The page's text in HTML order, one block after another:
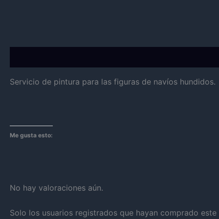
Servicio de pintura para las figuras de navíos hundidos.
Me gusta esto:
No hay valoraciones aún.
Solo los usuarios registrados que hayan comprado